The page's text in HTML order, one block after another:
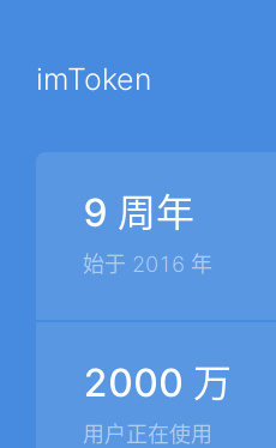
imToken
9 周年
始于 2016 年
2000 万
用户正在使用